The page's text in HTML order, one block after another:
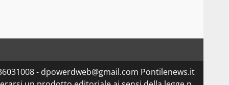
- dpowerdweb@gmail.com Pontilenews.it